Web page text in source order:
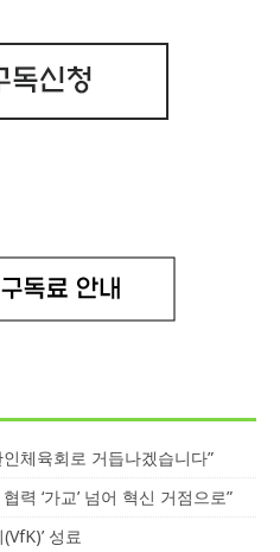
체육회로 거듭나겠습니다”
력 ‘가교’ 넘어 혁신 거점으로”
성료